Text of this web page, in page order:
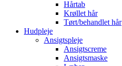
Hårtab
Krøllet hår
Tørt/behandlet hår
Hudpleje
Ansigtspleje
Ansigtscreme
Ansigtsmaske